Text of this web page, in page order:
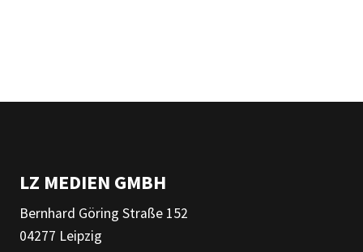
LZ MEDIEN GMBH
Bernhard Göring Straße 152
04277 Leipzig